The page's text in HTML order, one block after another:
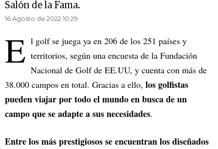
Salón de la Fama.
16 Agosto de 2022 10.29
E l golf se juega ya en 206 de los 251 países y
territorios, según una encuesta de la Fundación
Nacional de Golf de EE.UU, y cuenta con más de
38.000 campos en total. Gracias a ello, los golfistas
pueden viajar por todo el mundo en busca de un
campo que se adapte a sus necesidades.
Entre los más prestigiosos se encuentran los diseñados